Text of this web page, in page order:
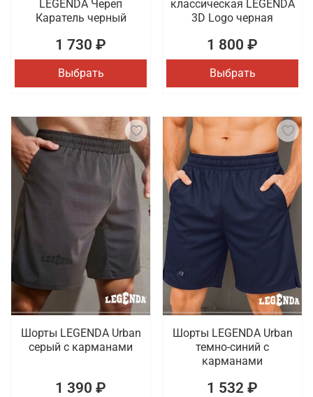
LEGENDA Череп
Каратель черный
1 730 ₽
Выбрать
классическая LEGENDA
3D Logo черная
1 800 ₽
Выбрать
Шорты LEGENDA Urban
серый c карманами
1 390 ₽
Шорты LEGENDA Urban
темно-синий с
карманами
1 532 ₽